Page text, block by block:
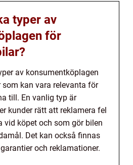
typer av
för
av konsumentköplagen
kan vara relevanta för
till. En vanlig typ är
kunder rätt att reklamera fel
vid köpet och som gör bilen
Det kan också finnas
och reklamationer.